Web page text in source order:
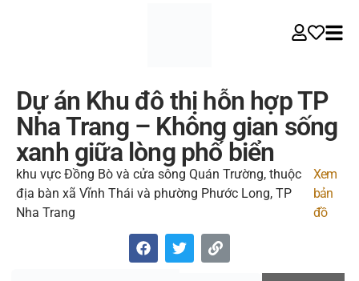
Dự án Khu đô thị hỗn hợp TP
Nha Trang – Không gian sống
xanh giữa lòng phố biển
khu vực Đồng Bò và cửa sông Quán Trường, thuộc
địa bàn xã Vĩnh Thái và phường Phước Long, TP
Nha Trang
Xem
bản
đồ